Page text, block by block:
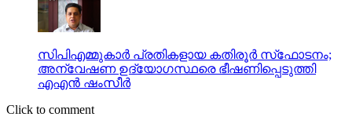
സിപിഎമ്മുകാര്‍ പ്രതികളായ കതിരൂര്‍ സ്‌ഫോടനം;
അന്വേഷണ ഉദ്യോഗസ്ഥരെ ഭീഷണിപ്പെടുത്തി
എഎന്‍ ഷംസീര്‍
Click to comment